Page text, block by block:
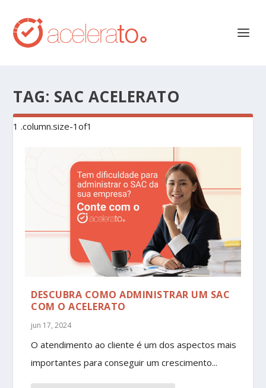
TAG: SAC ACELERATO
DESCUBRA COMO ADMINISTRAR UM SAC
COM O ACELERATO
jun 17, 2024
O atendimento ao cliente é um dos aspectos mais
importantes para conseguir um crescimento...